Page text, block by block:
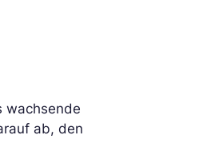
wachsende
ab, den